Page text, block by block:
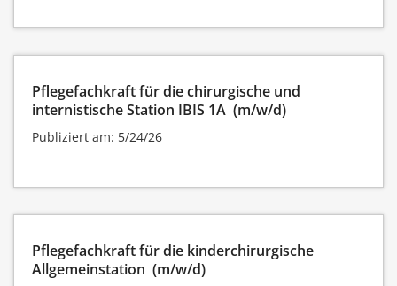
Pflegefachkraft für die chirurgische und
internistische Station IBIS 1A (m/w/d)
Publiziert am: 5/24/26
Pflegefachkraft für die kinderchirurgische
Allgemeinstation (m/w/d)